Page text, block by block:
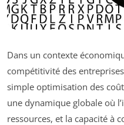
Dans un contexte
compétitivité des
simple optimisation des
une dynamique globale où
ressources, et la capacité à